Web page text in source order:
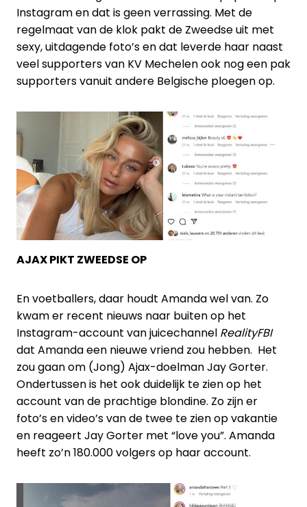
Instagram en dat is geen verrassing. Met de
regelmaat van de klok pakt de Zweedse uit met
sexy, uitdagende foto’s en dat leverde haar naast
veel supporters van KV Mechelen ook nog een pak
supporters vanuit andere Belgische ploegen op.
AJAX PIKT ZWEEDSE OP
En voetballers, daar houdt Amanda wel van. Zo
kwam er recent nieuws naar buiten op het
Instagram-account van juicechannel RealityFBI
dat Amanda een nieuwe vriend zou hebben. Het
zou gaan om (Jong) Ajax-doelman Jay Gorter.
Ondertussen is het ook duidelijk te zien op het
account van de prachtige blondine. Zo zijn er
foto’s en video’s van de twee te zien op vakantie
en reageert Jay Gorter met “love you”. Amanda
heeft zo’n 180.000 volgers op haar account.